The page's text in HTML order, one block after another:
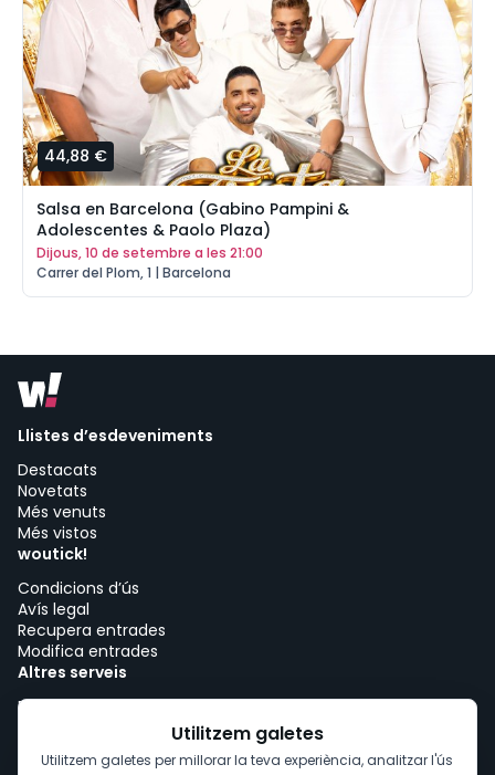
44,88 €
Salsa en Barcelona (Gabino Pampini &
Adolescentes & Paolo Plaza)
dijous, 10 de setembre a les 21:00
Carrer del Plom, 1 | Barcelona
Llistes d’esdeveniments
Destacats
Novetats
Més venuts
Més vistos
woutick!
Condicions d’ús
Avís legal
Recupera entrades
Modifica entrades
Altres serveis
Preus
Venda personalitzada
Utilitzem galetes
Utilitzem galetes per millorar la teva experiència, analitzar l'ús